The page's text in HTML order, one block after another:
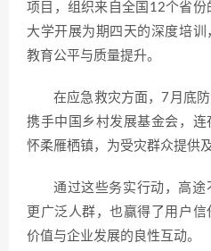
项目，组织来自全国12个省
大学开展为期四天的深度培
教育公平与质量提升。
在应急救灾方面，7月底
携手中国乡村发展基金会，
怀柔雁栖镇，为受灾群众提供
通过这些务实行动，高
更广泛人群，也赢得了用户
价值与企业发展的良性互动。